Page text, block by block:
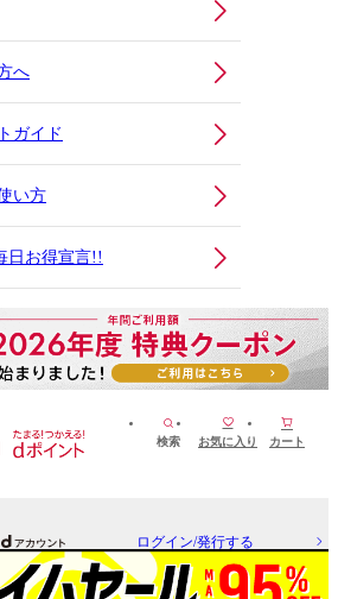
へ
ガイド
い方
日お得宣言!!
検索 お気に入り カート
ログイン/発行する